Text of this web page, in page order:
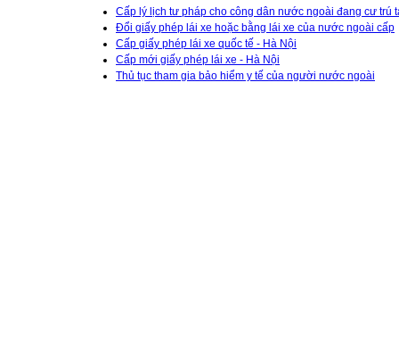
Cấp lý lịch tư pháp cho công dân nước ngoài đang cư trú
Đổi giấy phép lái xe hoặc bằng lái xe của nước ngoài cấp
Cấp giấy phép lái xe quốc tế - Hà Nội
Cấp mới giấy phép lái xe - Hà Nội
Thủ tục tham gia bảo hiểm y tế của người nước ngoài